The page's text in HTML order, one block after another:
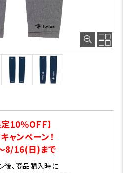
定10％OFF】
ャンペーン！
8/16(日)まで
後、商品購入時に